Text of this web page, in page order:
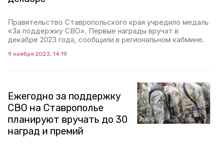
Правительство Ставропольского края учредило медаль
«За поддержку СВО». Первые награды вручат в
декабре 2023 года, сообщили в региональном кабмине.
9 ноября 2023, 14:19
Ежегодно за поддержку
СВО на Ставрополье
планируют вручать до 30
наград и премий